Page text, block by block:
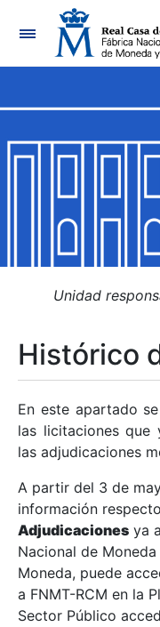
Mostrar/Ocultar
Mostrar/Ocultar
Mostrar/Ocultar
Mostrar/Ocultar
Mostrar/Ocultar
Mostrar/Ocultar
Unidad
Histórico
En este apartado
las licitaciones que
las adjudicaciones
A partir del 3 de
información
Adjudicaciones ya
Nacional de
Moneda, puede
a FNMT-RCM en la
Sector Público